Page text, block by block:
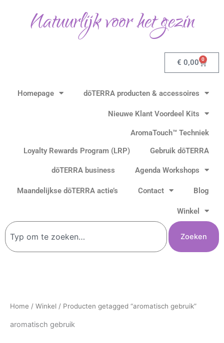
Natuurlijk voor het gezin
€ 0,00 0
Homepage dōTERRA producten & accessoires
Nieuwe Klant Voordeel Kits
AromaTouch™ Techniek
Loyalty Rewards Program (LRP)
Gebruik dōTERRA
dōTERRA business Agenda Workshops
Maandelijkse dōTERRA actie’s Contact Blog
Winkel
Zoeken
Zoeken
Home / Winkel / Producten getagged “aromatisch gebruik”
aromatisch gebruik